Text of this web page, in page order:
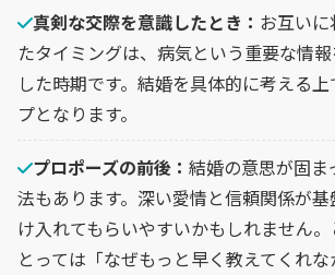
真剣な交際を意識したとき： お互い
たタイミングは、病気という重要な情
した時期です。結婚を具体的に考える
プとなります。
プロポーズの前後： 結婚の意思が固ま
法もあります。深い愛情と信頼関係が
け入れてもらいやすいかもしれません
とっては「なぜもっと早く教えてくれ